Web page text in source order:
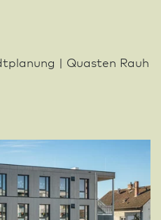
| Quasten Rauh